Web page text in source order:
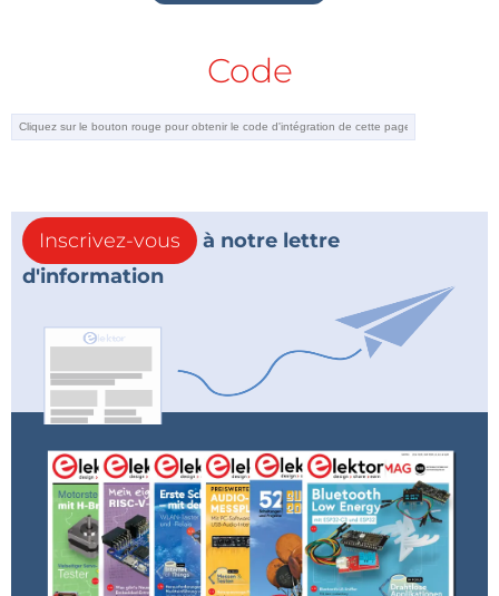
Code
Inscrivez-vous
à notre lettre
d'information